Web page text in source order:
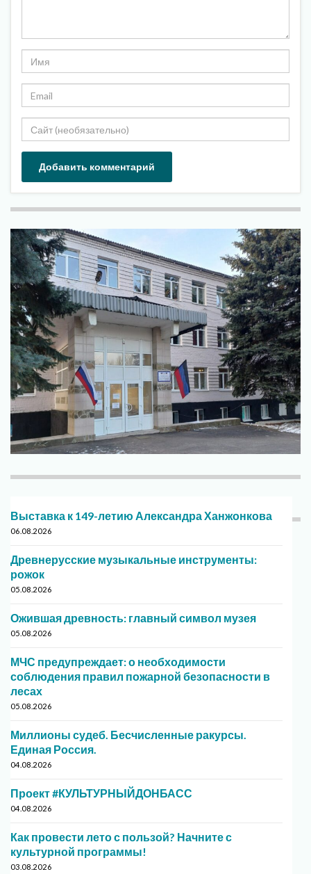
Выставка к 149-летию Александра Ханжонкова
06.08.2026
Древнерусские музыкальные инструменты:
рожок
05.08.2026
Ожившая древность: главный символ музея
05.08.2026
МЧС предупреждает: о необходимости
соблюдения правил пожарной безопасности в
лесах
05.08.2026
Миллионы судеб. Бесчисленные ракурсы.
Единая Россия.
04.08.2026
Проект #КУЛЬТУРНЫЙДОНБАСС
04.08.2026
Как провести лето с пользой? Начните с
культурной программы!
03.08.2026